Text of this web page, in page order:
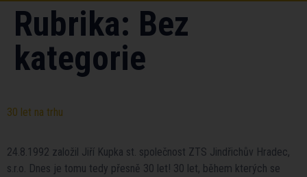
Rubrika: Bez
kategorie
30 let na trhu
24.8.1992 založil Jiří Kupka st. společnost ZTS Jindřichův Hradec,
s.r.o. Dnes je tomu tedy přesně 30 let! 30 let, během kterých se